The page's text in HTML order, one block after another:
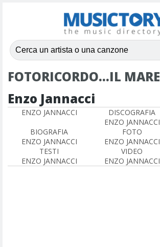
FOTORICORDO...IL MARE
Enzo Jannacci
ENZO JANNACCI
DISCOGRAFIA
ENZO JANNACCI
BIOGRAFIA
ENZO JANNACCI
FOTO
ENZO JANNACCI
TESTI
ENZO JANNACCI
VIDEO
ENZO JANNACCI